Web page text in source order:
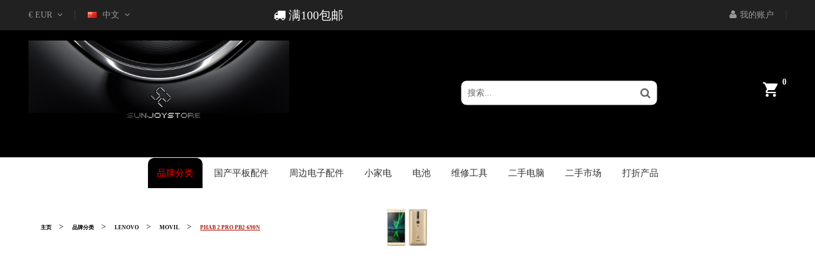
€ EUR 中文 我的账户
满100包邮
0
品牌分类 国产平板配件 周边电子配件 小家电 电池 维修工具 二手电脑 二手市场 打折产品
主页 品牌分类 LENOVO MOVIL PHAB 2 PRO PB2-690N